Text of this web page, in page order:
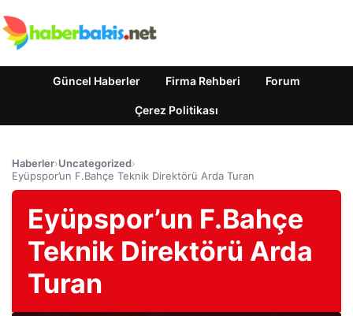
Güncel Haberler Firma Rehberi Forum
Çerez Politikası
Haberler›Uncategorized›
Eyüpspor’un F.Bahçe Teknik Direktörü Arda Turan
Eyüpspor’un F.Bahçe
Teknik Direktörü Arda
Turan